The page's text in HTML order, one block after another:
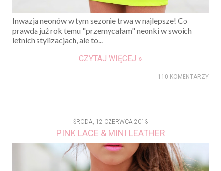
Inwazja neonów w tym sezonie trwa w najlepsze! Co
prawda już rok temu "przemycałam" neonki w swoich
letnich stylizacjach, ale to...
CZYTAJ WIĘCEJ »
110 KOMENTARZY
ŚRODA, 12 CZERWCA 2013
PINK LACE & MINI LEATHER